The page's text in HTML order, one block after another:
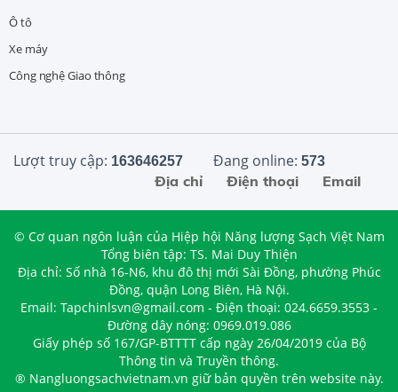
Ô tô
Xe máy
Công nghệ Giao thông
Lượt truy cập: 163646257 Đang online: 573
Email
Điện thoại
Địa chỉ
© Cơ quan ngôn luận của Hiệp hội Năng lượng Sạch Việt Nam
Tổng biên tập: TS. Mai Duy Thiện
Địa chỉ: Số nhà 16-N6, khu đô thị mới Sài Đồng, phường Phúc
Đồng, quận Long Biên, Hà Nội.
Email: Tapchinlsvn@gmail.com - Điện thoại: 024.6659.3553 -
Đường dây nóng: 0969.019.086
Giấy phép số 167/GP-BTTTT cấp ngày 26/04/2019 của Bộ
Thông tin và Truyền thông.
® Nangluongsachvietnam.vn giữ bản quyền trên website này.